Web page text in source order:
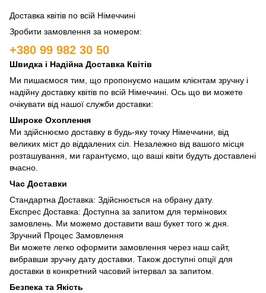
Доставка квітів по всій Німеччині
Зробити замовлення за номером:
+380 99 982 30 50
Швидка і Надійна Доставка Квітів
Ми пишаємося тим, що пропонуємо нашим клієнтам зручну і
надійну доставку квітів по всій Німеччині. Ось що ви можете
очікувати від нашої служби доставки:
Широке Охоплення
Ми здійснюємо доставку в будь-яку точку Німеччини, від
великих міст до віддалених сіл. Незалежно від вашого місця
розташування, ми гарантуємо, що ваші квіти будуть доставлені
вчасно.
Час Доставки
Стандартна Доставка: Здійснюється на обрану дату.
Експрес Доставка: Доступна за запитом для термінових
замовлень. Ми можемо доставити ваш букет того ж дня.
Зручний Процес Замовлення
Ви можете легко оформити замовлення через наш сайт,
вибравши зручну дату доставки. Також доступні опції для
доставки в конкретний часовий інтервал за запитом.
Безпека та Якість